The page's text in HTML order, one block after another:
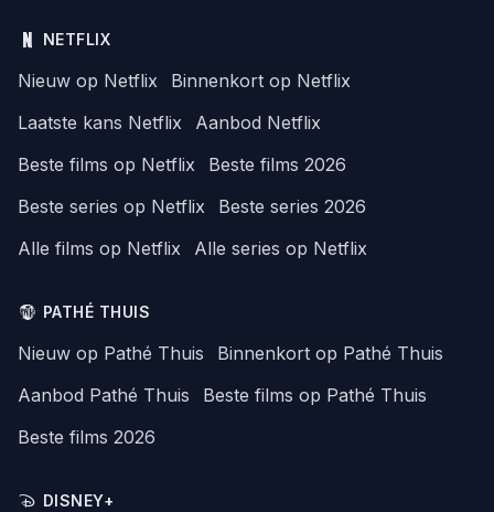
NETFLIX
Nieuw op Netflix
Binnenkort op Netflix
Laatste kans Netflix
Aanbod Netflix
Beste films op Netflix
Beste films 2026
Beste series op Netflix
Beste series 2026
Alle films op Netflix
Alle series op Netflix
PATHÉ THUIS
Nieuw op Pathé Thuis
Binnenkort op Pathé Thuis
Aanbod Pathé Thuis
Beste films op Pathé Thuis
Beste films 2026
DISNEY+